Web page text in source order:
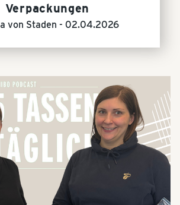
Verpackungen
von Staden - 02.04.2026